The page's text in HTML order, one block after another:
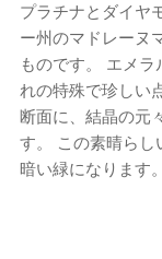
プラチナとダイヤ
ー州のマドレーヌ
ものです。 エメ
れの特殊で珍しい
断面に、結晶の元
す。 この素晴らし
暗い緑になります。